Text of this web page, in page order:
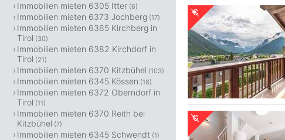
Immobilien mieten 6305 Itter (6)
Immobilien mieten 6373 Jochberg (17)
Immobilien mieten 6365 Kirchberg in
Tirol (30)
Immobilien mieten 6382 Kirchdorf in
Tirol (21)
Immobilien mieten 6370 Kitzbühel (103)
Immobilien mieten 6345 Kössen (18)
Immobilien mieten 6372 Oberndorf in
Tirol (11)
Immobilien mieten 6370 Reith bei
Kitzbühel (7)
Immobilien mieten 6345 Schwendt (1)